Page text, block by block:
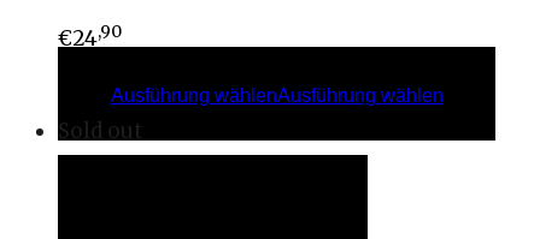
€24,90
Ausführung wählenAusführung wählen
Sold out